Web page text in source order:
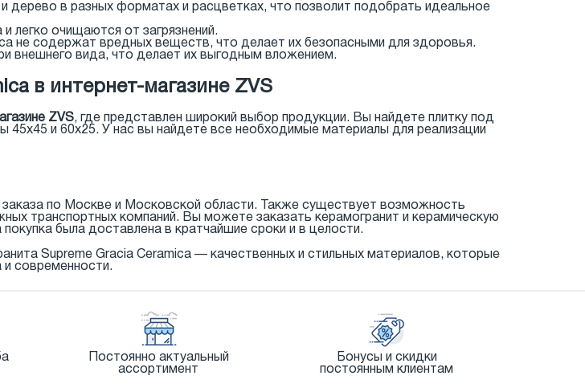
дерево в разных форматах и расцветках, что позволит подобрать идеальное
легко очищаются от загрязнений.
не содержат вредных веществ, что делает их безопасными для здоровья.
внешнего вида, что делает их выгодным вложением.
в интернет-магазине ZVS
ZVS, где представлен широкий выбор продукции. Вы найдете плитку под
и 60x25. У нас вы найдете все необходимые материалы для реализации
по Москве и Московской области. Также существует возможность
транспортных компаний. Вы можете заказать керамогранит и керамическую
была доставлена в кратчайшие сроки и в целости.
Supreme Gracia Ceramica — качественных и стильных материалов, которые
современности.
Постоянно актуальный
ассортимент
Бонусы и скидки
постоянным клиентам